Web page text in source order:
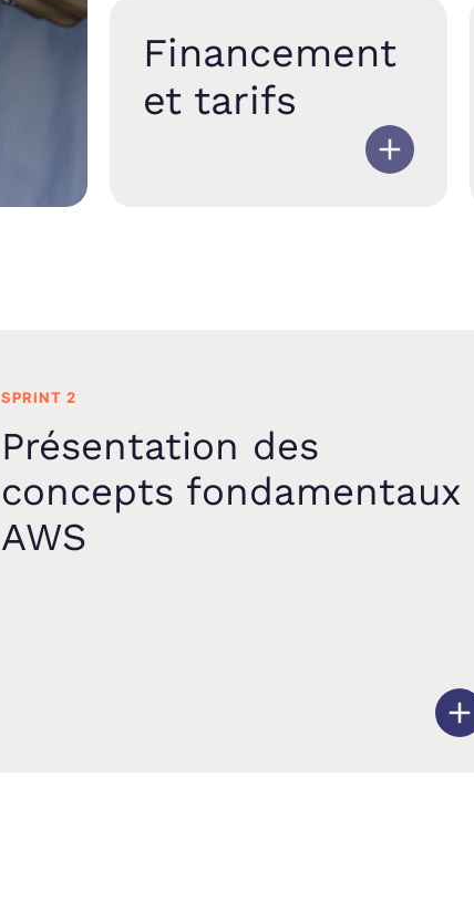
Financement
et tarifs
SPRINT 2
Présentation des
concepts fondamentaux
AWS